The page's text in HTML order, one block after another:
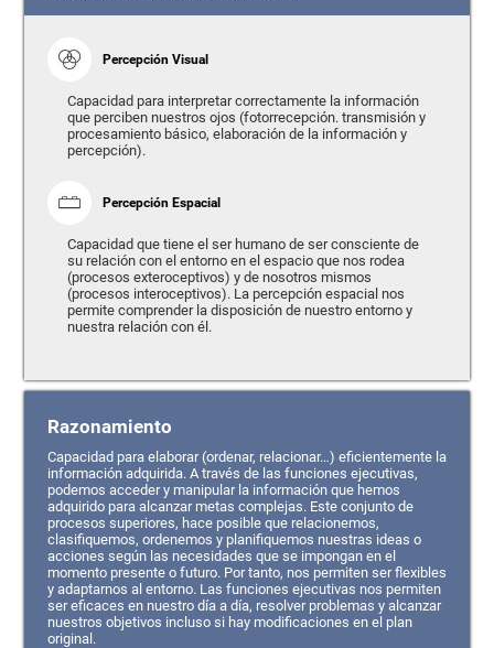
Percepción Visual
Capacidad para interpretar correctamente la información
que perciben nuestros ojos (fotorrecepción. transmisión y
procesamiento básico, elaboración de la información y
percepción).
Percepción Espacial
Capacidad que tiene el ser humano de ser consciente de
su relación con el entorno en el espacio que nos rodea
(procesos exteroceptivos) y de nosotros mismos
(procesos interoceptivos). La percepción espacial nos
permite comprender la disposición de nuestro entorno y
nuestra relación con él.
Razonamiento
Capacidad para elaborar (ordenar, relacionar…) eficientemente la
información adquirida. A través de las funciones ejecutivas,
podemos acceder y manipular la información que hemos
adquirido para alcanzar metas complejas. Este conjunto de
procesos superiores, hace posible que relacionemos,
clasifiquemos, ordenemos y planifiquemos nuestras ideas o
acciones según las necesidades que se impongan en el
momento presente o futuro. Por tanto, nos permiten ser flexibles
y adaptarnos al entorno. Las funciones ejecutivas nos permiten
ser eficaces en nuestro día a día, resolver problemas y alcanzar
nuestros objetivos incluso si hay modificaciones en el plan
original.